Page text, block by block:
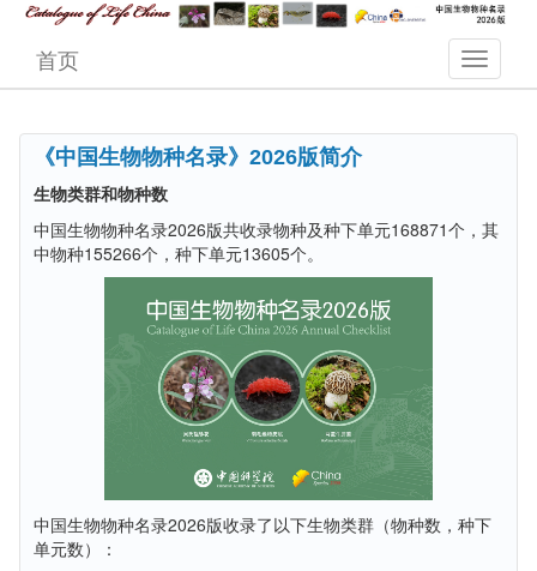
首页
《中国生物物种名录》2026版简介
生物类群和物种数
中国生物物种名录2026版共收录物种及种下单元168871个，其
中物种155266个，种下单元13605个。
中国生物物种名录2026版收录了以下生物类群（物种数，种下
单元数）：